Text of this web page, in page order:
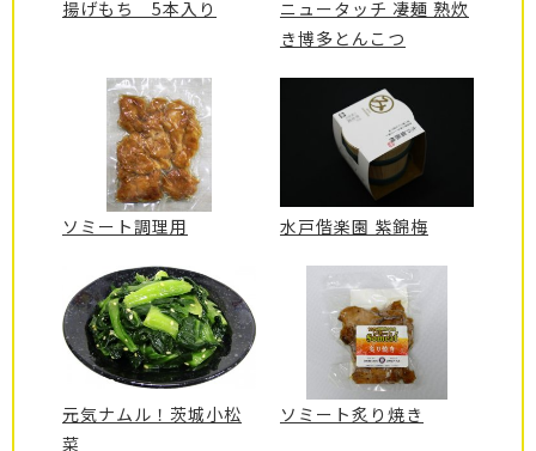
揚げもち 5本入り
ニュータッチ 凄麺 熟炊
き博多とんこつ
ソミート調理用 水戸偕楽園 紫錦梅
元気ナムル！茨城小松
菜
ソミート炙り焼き